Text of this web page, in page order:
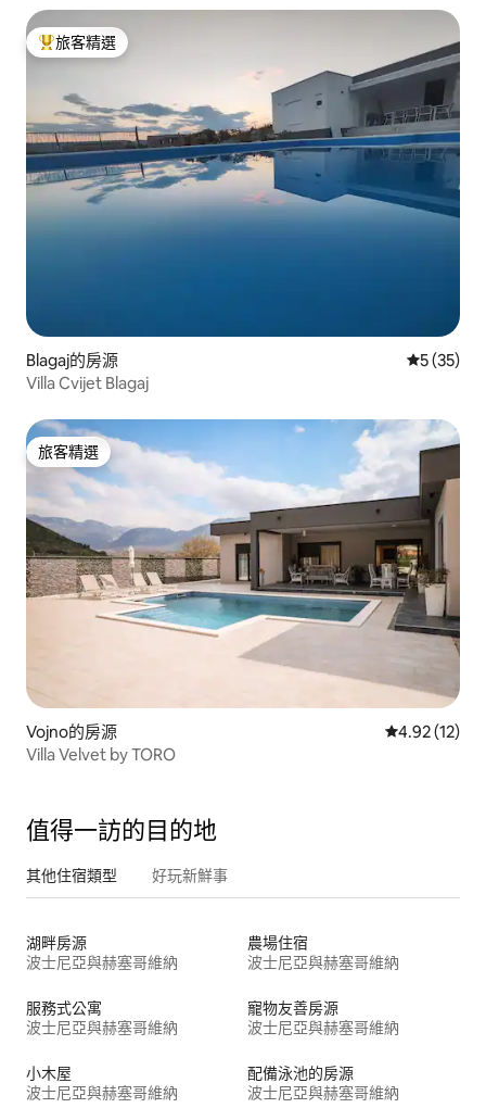
旅客精選榜首
旅客精選
Blagaj的房源 從 35 則評
5 (35)
Villa Cvijet Blagaj
旅客精選
旅客精選
Vojno的房源 從 12 則評價
4.92 (12)
Villa Velvet by TORO
值得一訪的目的地
其他住宿類型 好玩新鮮事
湖畔房源
波士尼亞與赫塞哥維納
農場住宿
波士尼亞與赫塞哥維納
服務式公寓
波士尼亞與赫塞哥維納
寵物友善房源
波士尼亞與赫塞哥維納
小木屋
波士尼亞與赫塞哥維納
配備泳池的房源
波士尼亞與赫塞哥維納